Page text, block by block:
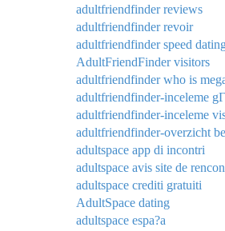
adultfriendfinder reviews
adultfriendfinder revoir
adultfriendfinder speed
AdultFriendFinder visitors
adultfriendfinder who is
adultfriendfinder-inceleme
adultfriendfinder-inceleme
adultfriendfinder-overzicht
adultspace app di incontri
adultspace avis site de
adultspace crediti gratuiti
AdultSpace dating
adultspace espa?a